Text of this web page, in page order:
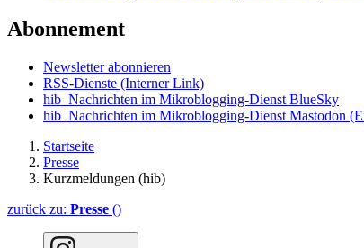
Abonnement
Newsletter abonnieren
RSS-Dienste (Interner Link)
hib_Nachrichten im Mikroblogging-Dienst BlueSky
hib_Nachrichten im Mikroblogging-Dienst Mastodon
Startseite
Presse
Kurzmeldungen (hib)
zurück zu: Presse ()